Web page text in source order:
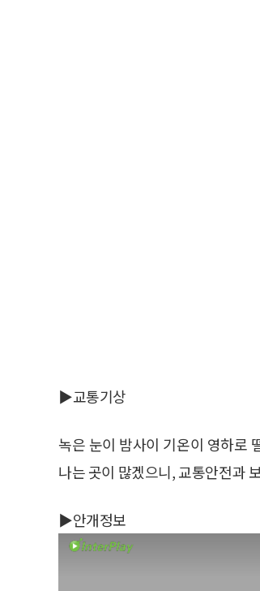
▶교통기상
녹은 눈이 밤사이 기온이 영하로
나는 곳이 많겠으니, 교통안전과
▶안개정보